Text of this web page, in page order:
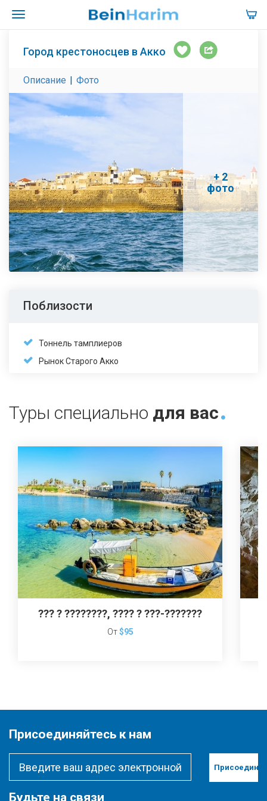
Город крестоносцев в Акко
Описание | Фото
+ 2
фото
Поблизости
Тоннель тамплиеров
Рынок Старого Акко
Туры специально для вас
??? ? ????????, ???? ? ???-???????
От$95
Присоединяйтесь к нам
Будьте на связи